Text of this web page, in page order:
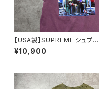
【USA製】SUPREME シュプリ
ーム サイケデリック アートグ
ラフィック プリント パープ
¥10,900